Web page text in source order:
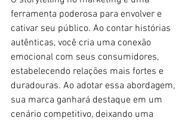
ferramenta poderosa para envolver e
cativar seu público. Ao contar histórias
autênticas, você cria uma conexão
emocional com seus consumidores,
estabelecendo relações mais fortes e
duradouras. Ao adotar essa abordagem,
sua marca ganhará destaque em um
cenário competitivo, deixando uma